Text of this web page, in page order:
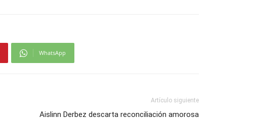
WhatsApp
Artículo siguiente
Aislinn Derbez descarta reconciliación amorosa